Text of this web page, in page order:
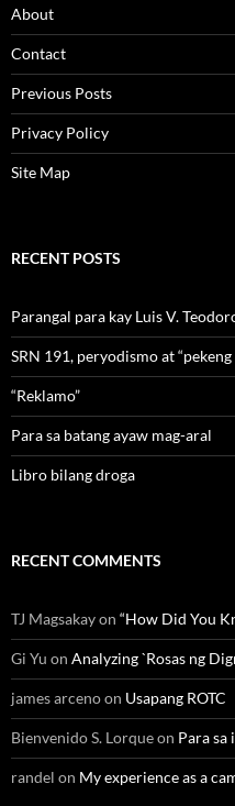
About
Contact
Previous Posts
Privacy Policy
Site Map
RECENT POSTS
Parangal para kay Luis V.
SRN 191, peryodismo at “pekeng
“Reklamo”
Para sa batang ayaw mag-aral
Libro bilang droga
RECENT COMMENTS
TJ Magsakayon “How Did You
Gi Yu on Analyzing `Rosas ng
james arcenoon Usapang ROTC
Bienvenido S. Lorqueon Para sa
randel on My experience as a